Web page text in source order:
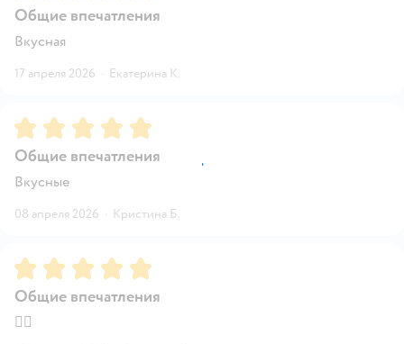
Общие впечатления
Вкусная
17 апреля 2026 · Екатерина К.
Рейтинг:5
Общие впечатления
Вкусные
08 апреля 2026 · Кристина Б.
Рейтинг:5
Общие впечатления
👍🏻